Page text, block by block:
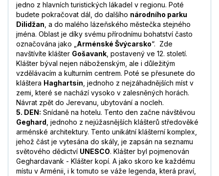
jedno z hlavních turistických lákadel v regionu. Poté
budete pokračovat dál, do dalšího národního parku
Dilidžan , a do malého lázeňského městečka stejného
jména. Oblast je díky svému přírodnímu bohatství často
označována jako „ Arménské Švýcarsko“. Zde
navštívíte klášter Gošavank , postavený ve 12. století.
Klášter býval nejen náboženským, ale i důležitým
vzdělávacím a kulturním centrem. Poté se přesunete do
kláštera Haghartsin , jednoho z nejzáhadnějších míst v
zemi, které se nachází vysoko v zalesněných horách.
Návrat zpět do Jerevanu, ubytování a nocleh.
5. DEN: Snídaně na hotelu. Tento den začne návštěvou
Geghard , jednoho z nejúžasnějších klášterů středověké
arménské architektury. Tento unikátní klášterní komplex,
jehož část je vytesána do skály, je zapsán na seznamu
světového dědictví UNESCO. Klášter byl pojmenován
Geghardavank - Klášter kopí. A jako skoro ke každému
místu v Arménii, i k tomuto se váže legenda, která praví,